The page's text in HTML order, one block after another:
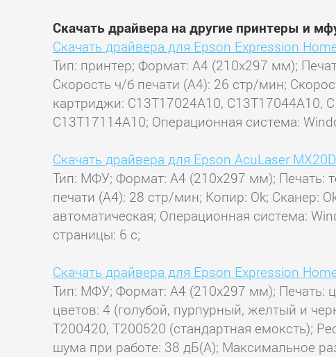
Скачать драйвера на другие принтеры и
Скачать драйвера для Epson Expression
Тип: принтер; Формат: A4 (210x297 мм);
Скорость ч/б печати (А4): 26 стр/мин;
картриджи: C13T17024A10, C13T17044A10,
C13T17114A10; Операционная система:
Скачать драйвера для Epson AcuLaser
Тип: МФУ; Формат: A4 (210x297 мм); Печать:
печати (А4): 28 стр/мин; Копир: Ok; Сканер:
автоматическая; Операционная система:
страницы: 6 с;
Скачать драйвера для Epson Expression
Тип: МФУ; Формат: A4 (210x297 мм); Печать:
цветов: 4 (голубой, пурпурный, желтый и
T200420, T200520 (стандартная емоксть);
шума при работе: 38 дБ(А); Максимальное